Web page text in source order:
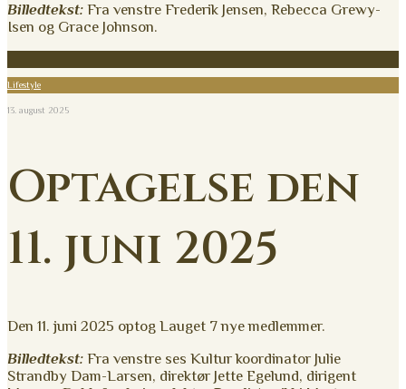
Billedtekst: Fra venstre Frederik Jensen, Rebecca Grewy-
Isen og Grace Johnson.
Lifestyle
13. august 2025
Optagelse den
11. juni 2025
Den 11. juni 2025 optog Lauget 7 nye medlemmer.
Billedtekst: Fra venstre ses Kultur koordinator Julie
Strandby Dam-Larsen, direktør Jette Egelund, dirigent